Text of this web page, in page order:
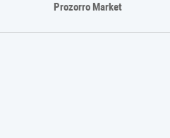
Prozorro Market